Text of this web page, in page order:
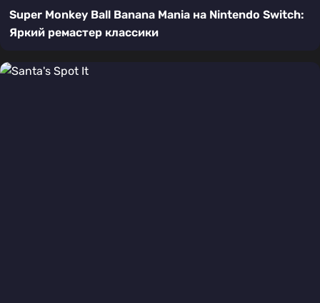
Super Monkey Ball Banana Mania на Nintendo Switch:
Яркий ремастер классики